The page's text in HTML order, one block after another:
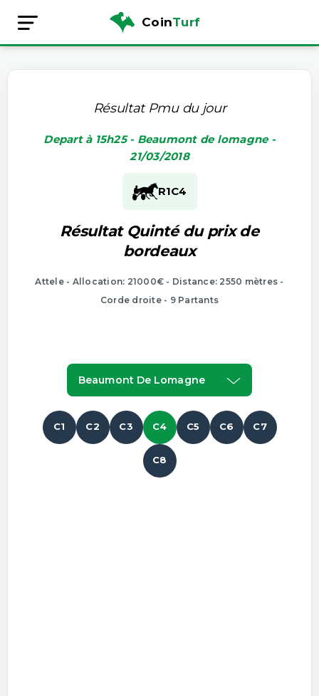
CoinTurf
Résultat Pmu du jour
Depart à 15h25 - Beaumont de lomagne -
21/03/2018
R1C4
Résultat Quinté du prix de
bordeaux
Attele - Allocation: 21000€ - Distance: 2550 mètres -
Corde droite - 9 Partants
Beaumont De Lomagne
C1 C2 C3 C4 C5 C6 C7
C8